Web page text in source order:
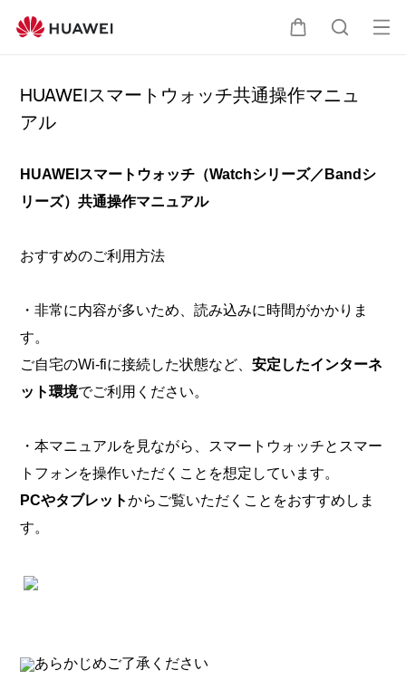
ー
ト
索
オ
ニ
HUAWEIスマートウォッチ共通操作マニュ
アル
HUAWEI スマートウォッチ（Watchシリーズ／Bandシ
リーズ）共通操作マニュアル
おすすめのご利用方法
・非常に内容が多いため、読み込みに時間がかかりま
す。
ご自宅のWi-fiに接続した状態など、安定したインターネ
ット環境でご利用ください。
・本マニュアルを見ながら、スマートウォッチとスマー
トフォンを操作いただくことを想定しています。
PCやタブレットからご覧いただくことをおすすめしま
す。
あらかじめご了承ください